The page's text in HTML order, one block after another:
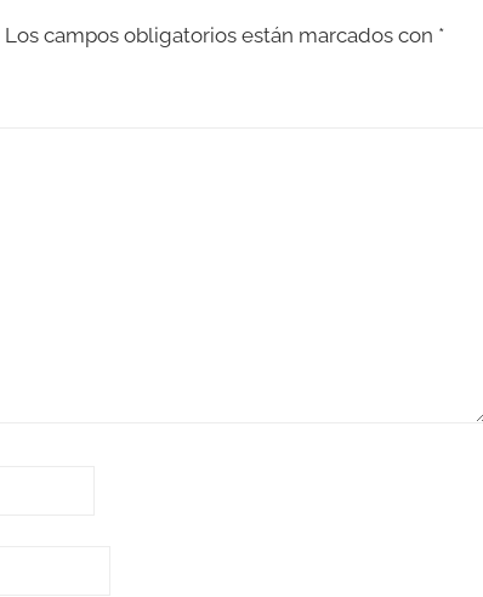
Los campos obligatorios están marcados con *